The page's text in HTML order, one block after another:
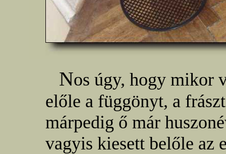
Nos úgy, hogy mikor
előle a függönyt, a
márpedig ő már
vagyis kiesett belőle az